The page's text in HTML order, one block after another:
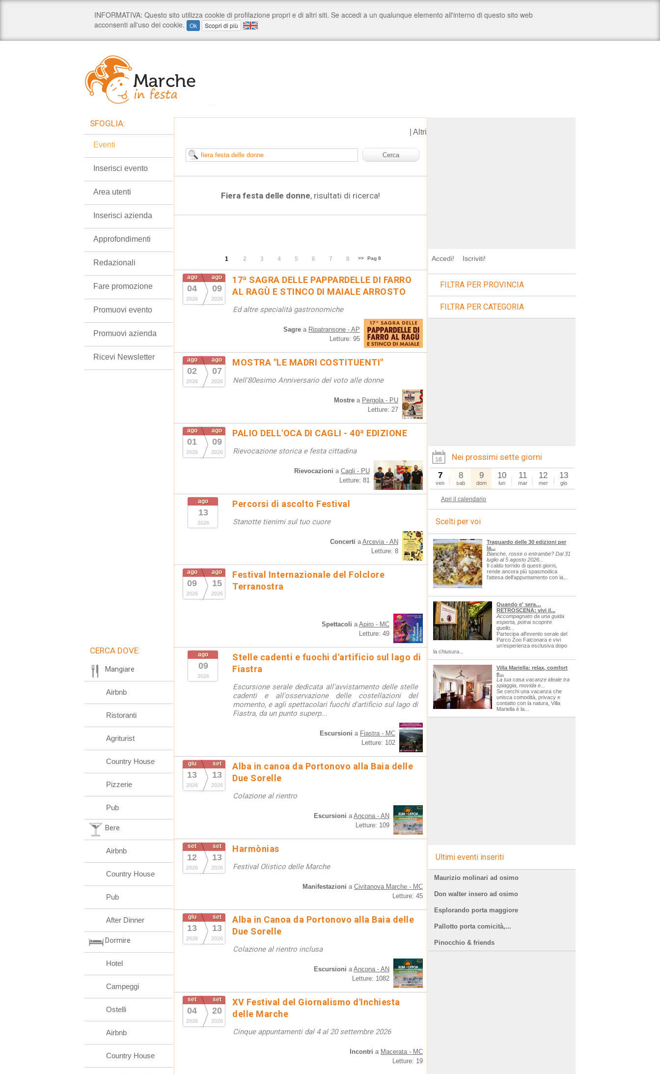
Altri
Fiera festa delle donne, risultati di ricerca!
1 2 3 4 5 6 7 8 >> Pag 8
ago
04
2026
ago
09
2026
17ª SAGRA DELLE PAPPARDELLE DI FARRO
AL RAGÙ E STINCO DI MAIALE ARROSTO
Ed altre specialità gastronomiche
Sagre a Ripatransone - AP
Letture: 95
ago
02
2026
ago
07
2026
MOSTRA "LE MADRI COSTITUENTI"
Nell'80esimo Anniversario del voto alle donne
Mostre a Pergola - PU
Letture: 27
ago
01
2026
ago
09
2026
PALIO DELL'OCA DI CAGLI - 40ª EDIZIONE
Rievocazione storica e festa cittadina
Rievocazioni a Cagli - PU
Letture: 81
ago
13
2026
Percorsi di ascolto Festival
Stanotte tienimi sul tuo cuore
Concerti aArcevia - AN
Letture: 8
ago
09
2026
ago
15
2026
Festival Internazionale del Folclore
Terranostra
Spettacoli aApiro - MC
Letture: 49
ago
09
2026
Stelle cadenti e fuochi d'artificio sul lago di
Fiastra
Escursione serale dedicata all'avvistamento delle stelle
cadenti e all'osservazione delle costellazioni del
momento, e agli spettacolari fuochi d'artificio sul lago di
Fiastra, da un punto superp...
Escursioni a Fiastra - MC
Letture: 102
giu
13
2026
set
13
2026
Alba in canoa da Portonovo alla Baia delle
Due Sorelle
Colazione al rientro
Escursioni aAncona - AN
Letture: 109
set
12
2026
set
13
2026
Harmònias
Festival Olistico delle Marche
Manifestazioni a Civitanova Marche - MC
Letture: 45
giu
13
2026
set
13
2026
Alba in Canoa da Portonovo alla Baia delle
Due Sorelle
Colazione al rientro inclusa
Escursioni aAncona - AN
Letture: 1082
set
04
2026
set
20
2026
XV Festival del Giornalismo d'Inchiesta
delle Marche
Cinque appuntamenti dal 4 al 20 settembre 2026
Incontri a Macerata - MC
Letture: 19
SFOGLIA:
Eventi
Inserisci evento
Area utenti
Inserisci azienda
Approfondimenti
Redazionali
Fare promozione
Promuovi evento
Promuovi azienda
Ricevi Newsletter
CERCA DOVE:
Mangiare
Airbnb
Ristoranti
Agriturist
Country House
Pizzerie
Pub
Bere
Airbnb
Country House
Pub
After Dinner
Dormire
Hotel
Campeggi
Ostelli
Airbnb
Country House
Accedi! Iscriviti!
FILTRA PER PROVINCIA
FILTRA PER CATEGORIA
Nei prossimi sette giorni
7
ven
8
sab
9
dom
10
lun
11
mar
12
mer
13
gio
Apri il calendario
Scelti per voi
Traguardo delle 30 edizioni per
la...
Bianche, rosse o entrambe? Dal 31
luglio al 5 agosto 2026...
Il caldo torrido di questi giorni,
rende ancora più spasmodica
l'attesa dell'appuntamento con la...
Quando e' sera…
RETROSCENA: vivi il...
Accompagnato da una guida
esperta, potrai scoprire
quello...
Partecipa all'evento serale del
Parco Zoo Falconara e vivi
un'esperienza esclusiva dopo
la chiusura...
Villa Mariella: relax, comfort
e...
La tua casa vacanze ideale tra
spiaggia, movida e...
Se cerchi una vacanza che
unisca comodità, privacy e
contatto con la natura, Villa
Mariella è la...
Ultimi eventi inseriti
Maurizio molinari ad osimo
Don walter insero ad osimo
Esplorando porta maggiore
Pallotto porta comicità,...
Pinocchio & friends